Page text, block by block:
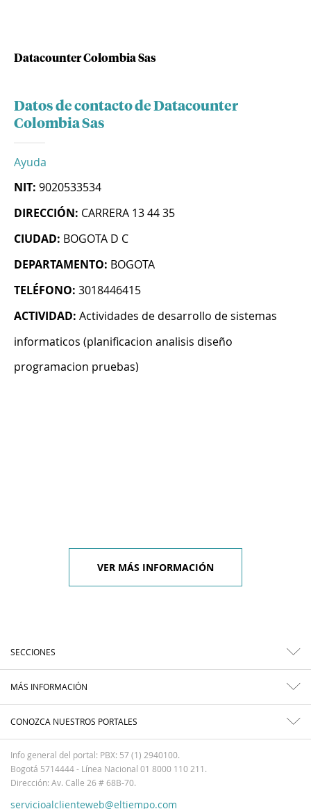
Datacounter Colombia Sas
Datos de contacto de Datacounter
Colombia Sas
Ayuda
NIT: 9020533534
DIRECCIÓN: CARRERA 13 44 35
CIUDAD: BOGOTA D C
DEPARTAMENTO: BOGOTA
TELÉFONO: 3018446415
ACTIVIDAD: Actividades de desarrollo de sistemas
informaticos (planificacion analisis diseño
programacion pruebas)
VER MÁS INFORMACIÓN
SECCIONES
MÁS INFORMACIÓN
CONOZCA NUESTROS PORTALES
Info general del portal: PBX: 57 (1) 2940100.
Bogotá 5714444 - Línea Nacional 01 8000 110 211.
Dirección: Av. Calle 26 # 68B-70.
servicioalclienteweb@eltiempo.com